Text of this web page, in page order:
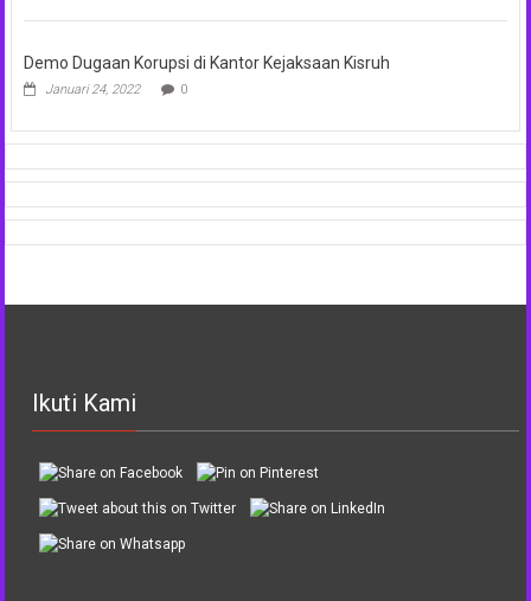
Demo Dugaan Korupsi di Kantor Kejaksaan Kisruh
Januari 24, 2022 0
Ikuti Kami